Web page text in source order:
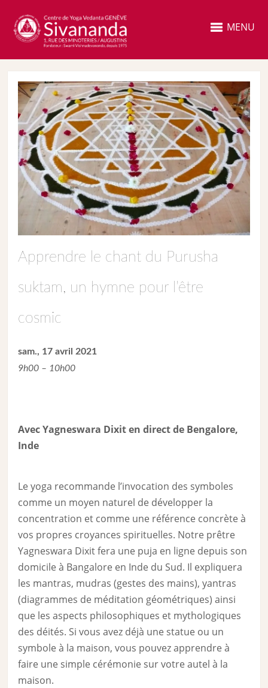
MENU
Apprendre le chant du Purusha
suktam, un hymne pour l’être
cosmic
sam., 17 avril 2021
9h00 – 10h00
Avec Yagneswara Dixit en direct de Bengalore,
Inde
Le yoga recommande l’invocation des symboles
comme un moyen naturel de développer la
concentration et comme une référence concrète à
vos propres croyances spirituelles. Notre prêtre
Yagneswara Dixit fera une puja en ligne depuis son
domicile à Bangalore en Inde du Sud. Il expliquera
les mantras, mudras (gestes des mains), yantras
(diagrammes de méditation géométriques) ainsi
que les aspects philosophiques et mythologiques
des déités. Si vous avez déjà une statue ou un
symbole à la maison, vous pouvez apprendre à
faire une simple cérémonie sur votre autel à la
maison.